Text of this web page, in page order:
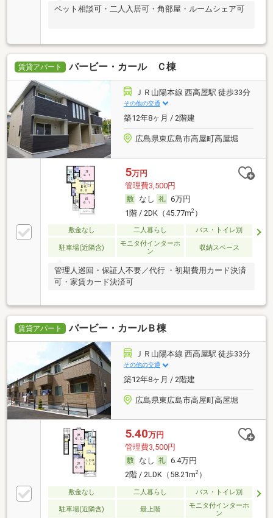
ペット相談可・二人入居可・角部屋・ルームシェア可
賃貸アパート バービー・カール Ｃ棟
ＪＲ山陽本線 西高屋駅 徒歩33分
その他の交通
築12年8ヶ月 / 2階建
広島県東広島市高屋町高屋堀
5万円
管理費3,500円
なし
6万円
1階 / 2DK（45.77m2）
敷金なし 二人暮らし バス・トイレ別
駐車場(近隣含)
モニタ付インターホ
ン
収納スペース
管理人巡回・保証人不要／代行 ・初期費用カード決済
可・家賃カード決済可
賃貸アパート バービー・カールＢ棟
ＪＲ山陽本線 西高屋駅 徒歩33分
その他の交通
築12年8ヶ月 / 2階建
広島県東広島市高屋町高屋堀
5.40万円
管理費3,500円
なし
6.4万円
2階 / 2LDK（58.21m2）
敷金なし 二人暮らし バス・トイレ別
駐車場(近隣含) 最上階
モニタ付インターホ
ン